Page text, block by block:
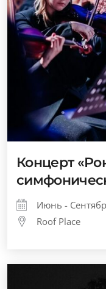
Концерт
Июнь -
Roof Place